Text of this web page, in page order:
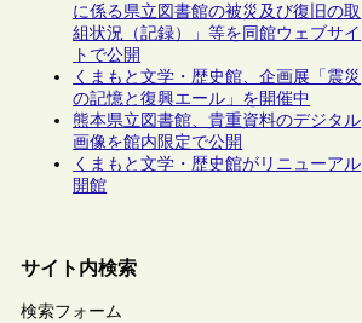
に係る県立図書館の被災及び復旧の取
組状況（記録）」等を同館ウェブサイ
トで公開
くまもと文学・歴史館、企画展「震災
の記憶と復興エール」を開催中
熊本県立図書館、貴重資料のデジタル
画像を館内限定で公開
くまもと文学・歴史館がリニューアル
開館
サイト内検索
検索フォーム